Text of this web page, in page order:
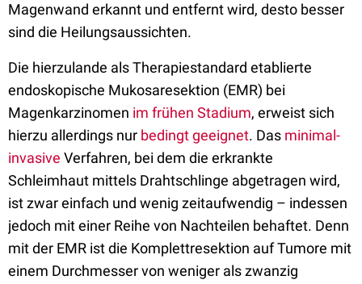
Magenwand erkannt und entfernt wird, desto besser
sind die Heilungsaussichten.
Die hierzulande als Therapiestandard etablierte
endoskopische Mukosaresektion (EMR) bei
Magenkarzinomen im frühen Stadium, erweist sich
hierzu allerdings nur bedingt geeignet. Das minimal-
invasive Verfahren, bei dem die erkrankte
Schleimhaut mittels Drahtschlinge abgetragen wird,
ist zwar einfach und wenig zeitaufwendig – indessen
jedoch mit einer Reihe von Nachteilen behaftet. Denn
mit der EMR ist die Komplettresektion auf Tumore mit
einem Durchmesser von weniger als zwanzig